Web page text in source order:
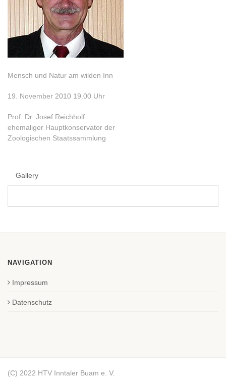
Mensch und Natur am wilden Inn
19. November 2010 19.00 Uhr
Prof. Dr. Josef Reichholf
ehemaliger Hauptkonservator der
Zoologischen Staatssammlung
Gallery
NAVIGATION
Impressum
Datenschutz
(C) 2022 HTV Inntaler Buam e. V.